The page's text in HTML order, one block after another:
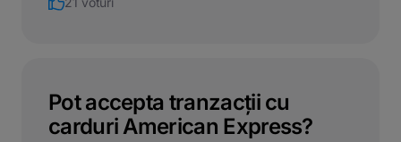
Pot accepta tranzacții cu
carduri American Express?